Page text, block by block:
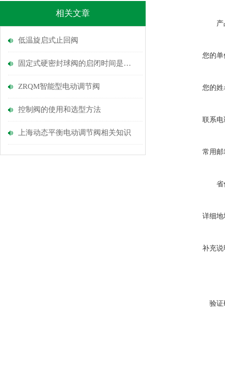
相关文章
低温旋启式止回阀
固定式硬密封球阀的启闭时间是多久？
ZRQM智能型电动调节阀
控制阀的使用和选型方法
上海动态平衡电动调节阀相关知识
您的单
您的姓
联系电
常用邮
省
详细地
补充说
验证